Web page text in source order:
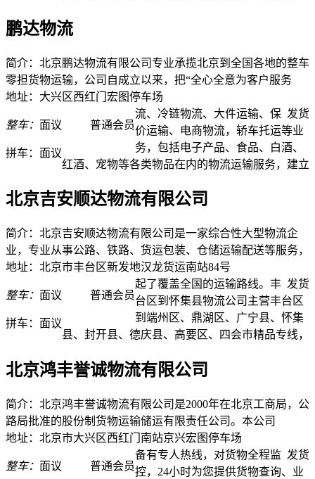
鹏达物流
简介：北京鹏达物流有限公司专业承揽北京到全国各地的整车
零担货物运输，公司自成立以来，把“全心全意为客户服务
地址：大兴区西红门宏图停车场
整车： 面议
拼车： 面议
普通会员
发货
北京吉安顺达物流有限公司
简介：北京吉安顺达物流有限公司是一家综合性大型物流企
业，专业从事公路、铁路、货运包装、仓储运输配送等服务，
地址：北京市丰台区新发地汉龙货运南站84号
整车： 面议
拼车： 面议
普通会员
发货
北京鸿丰誉诚物流有限公司
简介：北京鸿丰誉诚物流有限公司是2000年在北京工商局，公
路局批准的股份制货物运输储运有限责任公司。本公司
地址：北京市大兴区西红门南站京兴宏图停车场
整车： 面议 普通会员
发货
流、冷链物流、大件运输、保
价运输、电商物流，轿车托运等业
务，包括电子产品、食品、白酒、
红酒、宠物等各类物品在内的物流运输服务，建立
起了覆盖全国的运输路线。丰
台区到怀集县物流公司主营丰台区
到端州区、鼎湖区、广宁县、怀集
县、封开县、德庆县、高要区、四会市精品专线，
备有专人热线，对货物全程监
控，24小时为您提供货物查询、业